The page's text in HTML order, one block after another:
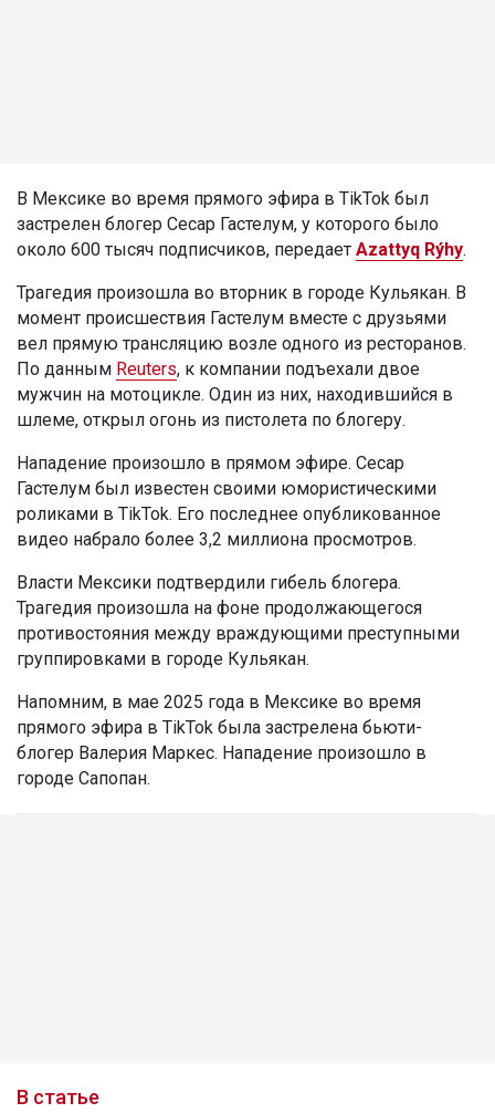
В Мексике во время прямого эфира в TikTok был
застрелен блогер Сесар Гастелум, у которого было
около 600 тысяч подписчиков, передает Azattyq Rýhy.
Трагедия произошла во вторник в городе Кульякан. В
момент происшествия Гастелум вместе с друзьями
вел прямую трансляцию возле одного из ресторанов.
По данным Reuters, к компании подъехали двое
мужчин на мотоцикле. Один из них, находившийся в
шлеме, открыл огонь из пистолета по блогеру.
Нападение произошло в прямом эфире. Сесар
Гастелум был известен своими юмористическими
роликами в TikTok. Его последнее опубликованное
видео набрало более 3,2 миллиона просмотров.
Власти Мексики подтвердили гибель блогера.
Трагедия произошла на фоне продолжающегося
противостояния между враждующими преступными
группировками в городе Кульякан.
Напомним, в мае 2025 года в Мексике во время
прямого эфира в TikTok была застрелена бьюти-
блогер Валерия Маркес. Нападение произошло в
городе Сапопан.
В статье